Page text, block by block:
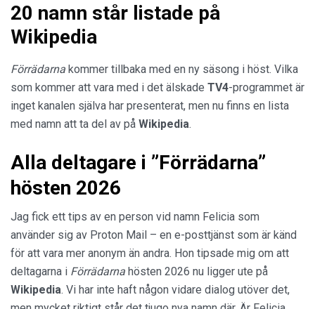
20 namn står listade på
Wikipedia
Förrädarna kommer tillbaka med en ny säsong i höst. Vilka
som kommer att vara med i det älskade TV4-programmet är
inget kanalen själva har presenterat, men nu finns en lista
med namn att ta del av på Wikipedia.
Alla deltagare i ”Förrädarna”
hösten 2026
Jag fick ett tips av en person vid namn Felicia som
använder sig av Proton Mail – en e-posttjänst som är känd
för att vara mer anonym än andra. Hon tipsade mig om att
deltagarna i Förrädarna hösten 2026 nu ligger ute på
Wikipedia. Vi har inte haft någon vidare dialog utöver det,